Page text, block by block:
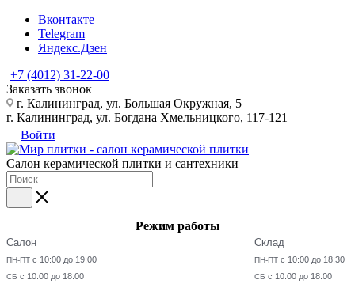
Вконтакте
Telegram
Яндекс.Дзен
+7 (4012) 31-22-00
Заказать звонок
г. Калининград, ул. Большая Окружная, 5
г. Калининград, ул. Богдана Хмельницкого, 117-121
Войти
Салон керамической плитки и сантехники
Режим работы
Салон
ПН-ПТ с 10:00 до 19:00
СБ с 10:00 до 18:00
Склад
ПН-ПТ с 10:00 до 18:30
СБ с 10:00 до 18:00